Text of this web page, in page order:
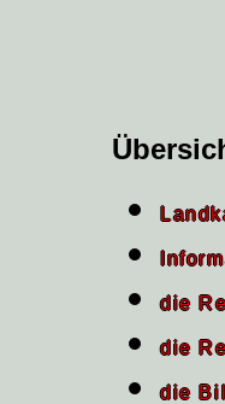
die
die
die